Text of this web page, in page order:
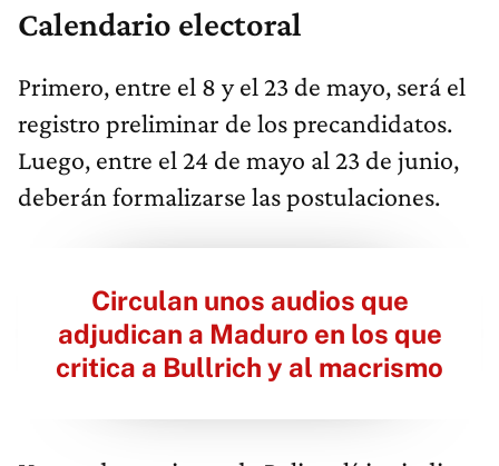
Calendario electoral
Primero, entre el 8 y el 23 de mayo, será el
registro preliminar de los precandidatos.
Luego, entre el 24 de mayo al 23 de junio,
deberán formalizarse las postulaciones.
Circulan unos audios que
adjudican a Maduro en los que
critica a Bullrich y al macrismo